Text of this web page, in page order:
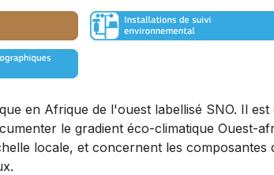
en Afrique de l'ouest labellisé SNO. Il
le gradient éco-climatique Ouest-
locale, et concernent les